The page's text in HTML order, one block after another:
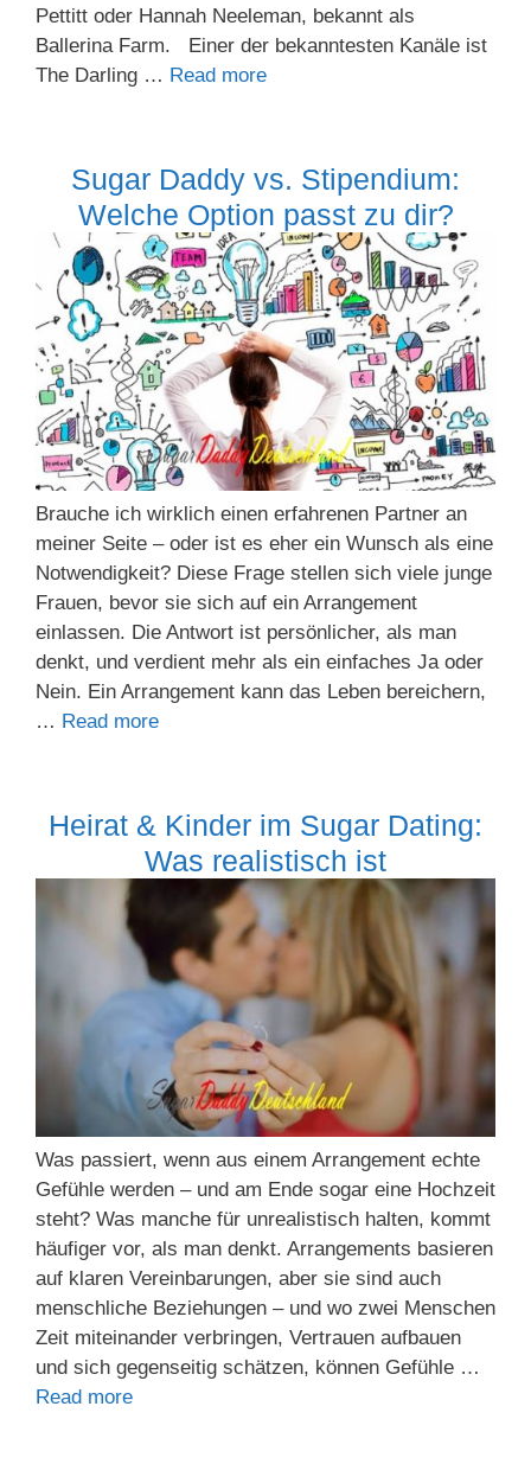
Pettitt oder Hannah Neeleman, bekannt als
Ballerina Farm. Einer der bekanntesten Kanäle ist
The Darling … Read more
Sugar Daddy vs. Stipendium:
Welche Option passt zu dir?
Brauche ich wirklich einen erfahrenen Partner an
meiner Seite – oder ist es eher ein Wunsch als eine
Notwendigkeit? Diese Frage stellen sich viele junge
Frauen, bevor sie sich auf ein Arrangement
einlassen. Die Antwort ist persönlicher, als man
denkt, und verdient mehr als ein einfaches Ja oder
Nein. Ein Arrangement kann das Leben bereichern,
… Read more
Heirat & Kinder im Sugar Dating:
Was realistisch ist
Was passiert, wenn aus einem Arrangement echte
Gefühle werden – und am Ende sogar eine Hochzeit
steht? Was manche für unrealistisch halten, kommt
häufiger vor, als man denkt. Arrangements basieren
auf klaren Vereinbarungen, aber sie sind auch
menschliche Beziehungen – und wo zwei Menschen
Zeit miteinander verbringen, Vertrauen aufbauen
und sich gegenseitig schätzen, können Gefühle …
Read more